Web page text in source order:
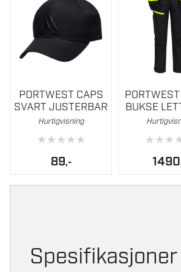
PORTWEST CAPS
SVART JUSTERBAR
Hurtigvisning
★★★★★
89,-
BUKSE
★★★
1490
produktet
har
varianter.
Alternativene
velges
Spesifikasjoner